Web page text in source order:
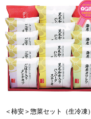
＜柿安＞惣菜セット（生冷凍）